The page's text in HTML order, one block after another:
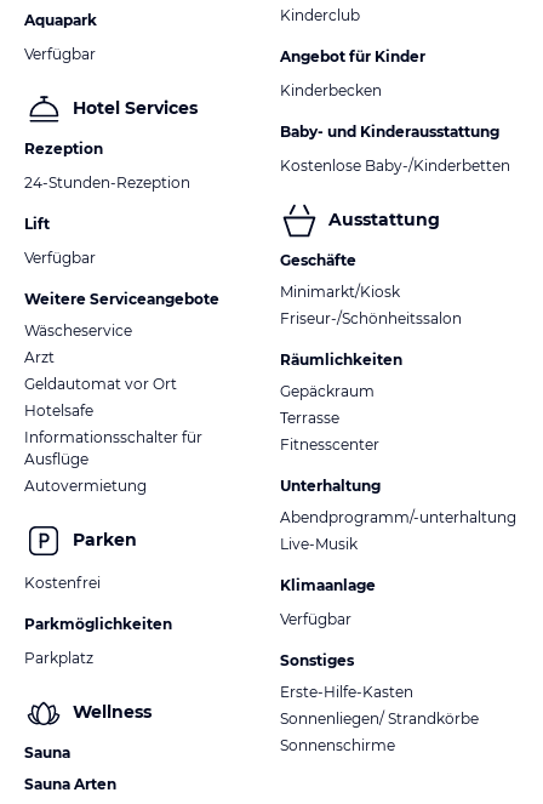
Aquapark
Verfügbar
Hotel Services
Rezeption
24-Stunden-Rezeption
Lift
Verfügbar
Weitere Serviceangebote
Wäscheservice
Arzt
Geldautomat vor Ort
Hotelsafe
Informationsschalter für
Ausflüge
Autovermietung
Parken
Kostenfrei
Parkmöglichkeiten
Parkplatz
Wellness
Sauna
Sauna Arten
Kinderclub
Angebot für Kinder
Kinderbecken
Baby- und Kinderausstattung
Kostenlose Baby-/Kinderbetten
Ausstattung
Geschäfte
Minimarkt/Kiosk
Friseur-/Schönheitssalon
Räumlichkeiten
Gepäckraum
Terrasse
Fitnesscenter
Unterhaltung
Abendprogramm/-unterhaltung
Live-Musik
Klimaanlage
Verfügbar
Sonstiges
Erste-Hilfe-Kasten
Sonnenliegen/ Strandkörbe
Sonnenschirme